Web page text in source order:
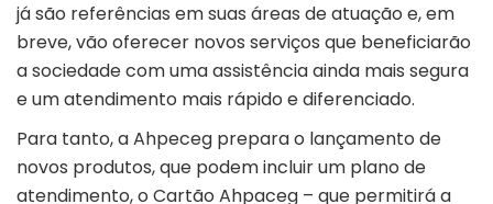
já são referências em suas áreas de atuação e, em
breve, vão oferecer novos serviços que beneficiarão
a sociedade com uma assistência ainda mais segura
e um atendimento mais rápido e diferenciado.
Para tanto, a Ahpeceg prepara o lançamento de
novos produtos, que podem incluir um plano de
atendimento, o Cartão Ahpaceg – que permitirá a